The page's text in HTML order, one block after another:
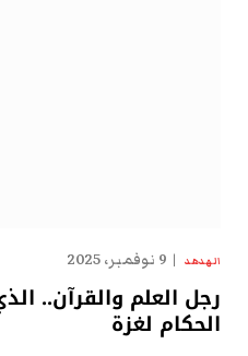
الهدهد 9 نوفمبر، 2025
رجل العلم والقرآن..
الحكام لغزة